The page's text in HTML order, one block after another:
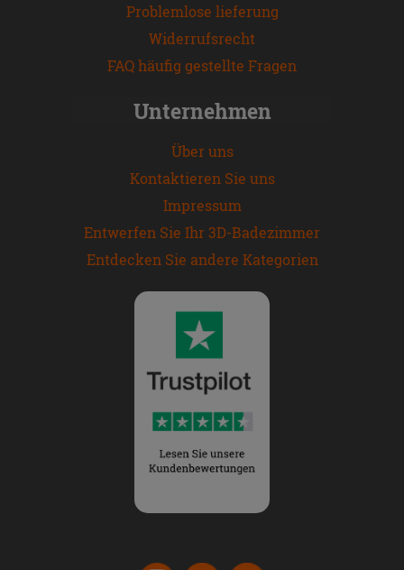
Problemlose lieferung
Widerrufsrecht
FAQ häufig gestellte Fragen
Unternehmen
Über uns
Kontaktieren Sie uns
Impressum
Entwerfen Sie Ihr 3D-Badezimmer
Entdecken Sie andere Kategorien